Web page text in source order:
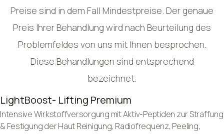
Preise sind in dem Fall Mindestpreise. Der genaue
Preis Ihrer Behandlung wird nach Beurteilung des
Problemfeldes von uns mit Ihnen besprochen.
Diese Behandlungen sind entsprechend
bezeichnet.
LightBoost- Lifting Premium
Intensive Wirkstoffversorgung mit Aktiv-Peptiden zur Straffung
& Festigung der Haut Reinigung, Radiofrequenz, Peeling,